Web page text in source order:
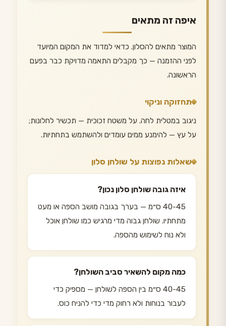
איפה זה מתאים
המוצר מתאים להסלון. כדאי למדוד את המקום המיועד
לפני ההזמנה — כך מקבלים התאמה מדויקת כבר בפעם
הראשונה.
תחזוקה וניקוי
ניגוב במטלית לחה. על משטח זכוכית — תכשיר לחלונות;
על עץ — להימנע ממים עומדים ולהשתמש בתחתיות.
שאלות נפוצות על שולחן סלון
איזה גובה שולחן סלון נכון?
40-45 ס״מ — בערך בגובה מושב הספה או מעט
מתחתיו. שולחן גבוה מדי מרגיש כמו שולחן אוכל
ולא נוח לשימוש מהספה.
כמה מקום להשאיר סביב השולחן?
40-45 ס״מ בין הספה לשולחן — מספיק כדי
לעבור בנוחות ולא רחוק מדי כדי להניח כוס.